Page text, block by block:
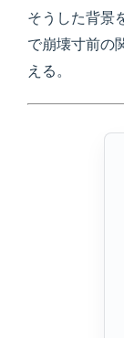
そうした背景
で崩壊寸前の
える。